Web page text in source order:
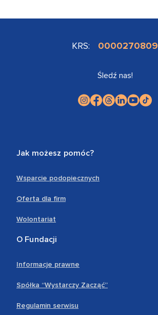
KRS: 0000270809
Śledź nas!
Jak możesz pomóc?
Wsparcie podopiecznych
Oferta dla firm
Wolontariat
O Fundacji
Informacje prawne
Spółka “Wystarczy Zacząć”
Regulamin serwisu